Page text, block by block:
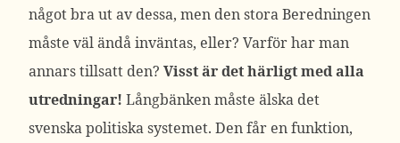
något bra ut av dessa, men den stora Beredningen
måste väl ändå inväntas, eller? Varför har man
annars tillsatt den? Visst är det härligt med alla
utredningar! Långbänken måste älska det
svenska politiska systemet. Den får en funktion,